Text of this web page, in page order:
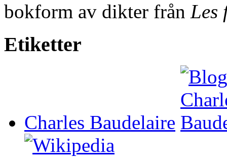
bokform av dikter från Les
Etiketter
Charles Baudelaire